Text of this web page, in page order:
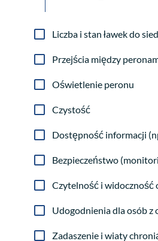
Liczba i stan ławek do
Przejścia między
Oświetlenie peronu
Czystość
Dostępność informacji
Bezpieczeństwo
Czytelność i widoczność
Udogodnienia dla osób z
Zadaszenie i wiaty